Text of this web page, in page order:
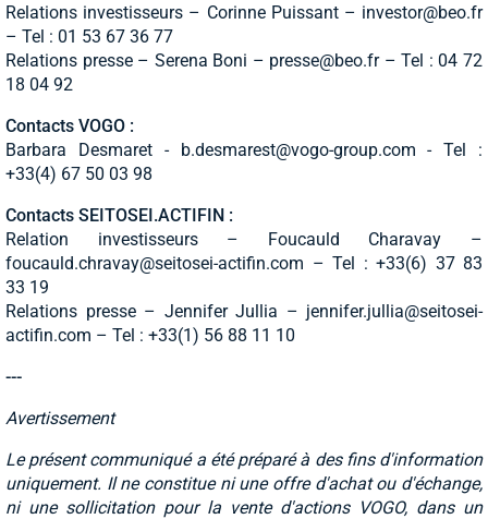
Relations investisseurs – Corinne Puissant – investor@beo.fr
– Tel : 01 53 67 36 77
Relations presse – Serena Boni – presse@beo.fr– Tel : 04 72
18 04 92
Contacts VOGO :
Barbara Desmaret - b.desmarest@vogo-group.com - Tel :
+33(4) 67 50 03 98
Contacts SEITOSEI.ACTIFIN :
Relation investisseurs – Foucauld Charavay –
foucauld.chravay@seitosei-actifin.com – Tel : +33(6) 37 83
33 19
Relations presse – Jennifer Jullia – jennifer.jullia@seitosei-
actifin.com – Tel : +33(1) 56 88 11 10
---
Avertissement
Le présent communiqué a été préparé à des fins d'information
uniquement. Il ne constitue ni une offre d'achat ou d'échange,
ni une sollicitation pour la vente d'actions VOGO, dans un